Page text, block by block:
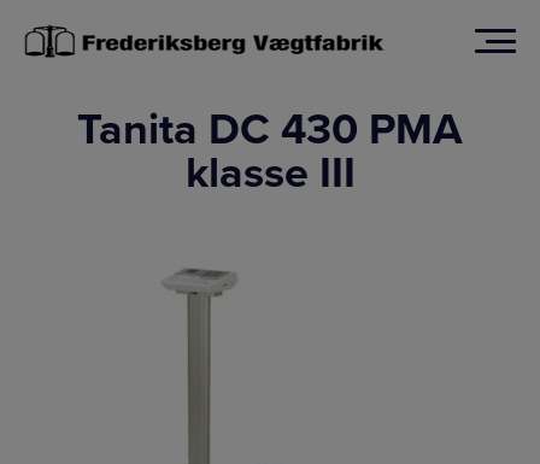
indholdet
Tanita DC 430 PMA
klasse III